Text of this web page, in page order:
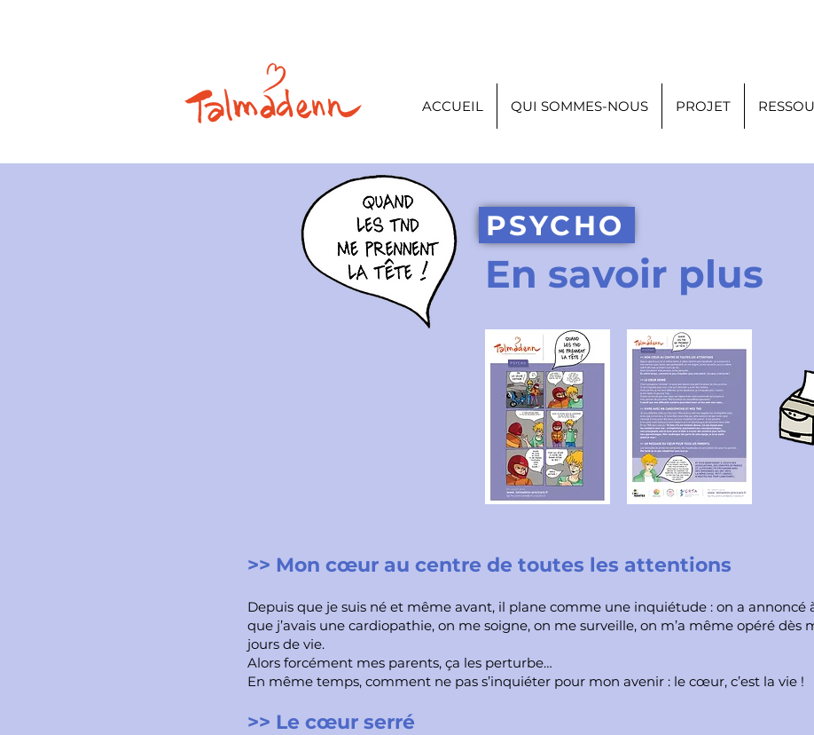
ACCUEIL QUI SOMMES-NOUS PROJET
PSYCHO
En savoir plus
>> Mon cœur au centre de toutes les attentions
Depuis que je suis né et même avant, il plane comme une inquiétude : on a annoncé
que j’avais une cardiopathie, on me soigne, on me surveille, on m’a même opéré dès
jours de vie.
Alors forcément mes parents, ça les perturbe…
En même temps, comment ne pas s’inquiéter pour mon avenir : le cœur, c’est la vie !
>> Le cœur serré